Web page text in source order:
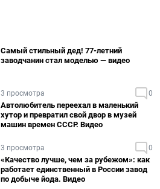
Самый стильный дед! 77-летний
заводчанин стал моделью — видео
3 просмотра 0
Автолюбитель переехал в маленький
хутор и превратил свой двор в музей
машин времен СССР. Видео
3 просмотра 0
«Качество лучше, чем за рубежом»: как
работает единственный в России завод
по добыче йода. Видео